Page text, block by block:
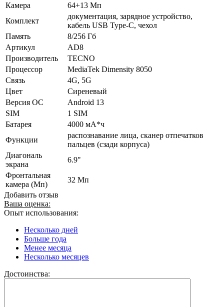
Камера
64+13 Мп
Комплект
документация, зарядное устройство,
кабель USB Type-C, чехол
Память
8/256 Гб
Артикул
AD8
Производитель
TECNO
Процессор
MediaTek Dimensity 8050
Связь
4G, 5G
Цвет
Сиреневый
Версия ОС
Android 13
SIM
1 SIM
Батарея
4000 мА*ч
Функции
распознавание лица, сканер отпечатков
пальцев (сзади корпуса)
Диагональ
экрана
6.9"
Фронтальная
камера (Мп)
32 Мп
Добавить отзыв
Ваша оценка:
Опыт использования:
Несколько дней
Больше года
Менее месяца
Несколько месяцев
Достоинства: